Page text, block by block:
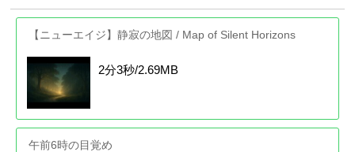
【ニューエイジ】静寂の地図 / Map of Silent Horizons
2分3秒/2.69MB
午前6時の目覚め